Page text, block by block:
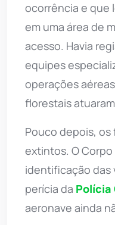
ocorrência e que
em uma área de
acesso. Havia
equipes
operações
florestais
Pouco depois,
extintos. O
identificação das
perícia da Polícia
aeronave ainda